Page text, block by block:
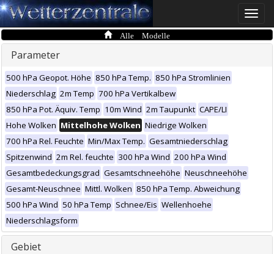
Toggle
Alle Modelle
Parameter
500 hPa Geopot. Höhe 850 hPa Temp. 850 hPa Stromlinien
Niederschlag 2m Temp 700 hPa Vertikalbew
850 hPa Pot. Äquiv. Temp 10m Wind 2m Taupunkt CAPE/LI
Hohe Wolken Mittelhohe Wolken Niedrige Wolken
700 hPa Rel. Feuchte Min/Max Temp. Gesamtniederschlag
Spitzenwind 2m Rel. feuchte 300 hPa Wind 200 hPa Wind
Gesamtbedeckungsgrad Gesamtschneehöhe Neuschneehöhe
Gesamt-Neuschnee Mittl. Wolken 850 hPa Temp. Abweichung
500 hPa Wind 50 hPa Temp Schnee/Eis Wellenhoehe
Niederschlagsform
Gebiet